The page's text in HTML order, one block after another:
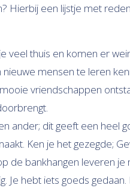
Hierbij een lijstje met
veel thuis en komen er
nieuwe mensen te leren
vriendschappen
ander; dit geeft een heel
Ken je het gezegde;
de bankhangen leveren je
Je hebt iets goeds